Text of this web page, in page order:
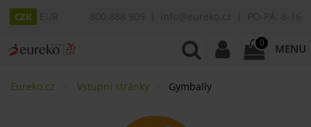
CZK
0 MENU
Eureko.cz Vstupní stránky Gymbally